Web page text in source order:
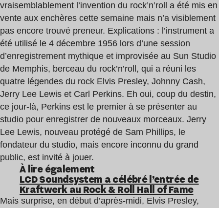
vraisemblablement l’invention du rock’n’roll a été mis en
vente aux enchères cette semaine mais n’a visiblement
pas encore trouvé preneur. Explications : l’instrument a
été utilisé le 4 décembre 1956 lors d’une session
d’enregistrement mythique et improvisée au Sun Studio
de Memphis, berceau du rock’n’roll, qui a réuni les
quatre légendes du rock Elvis Presley, Johnny Cash,
Jerry Lee Lewis et Carl Perkins. Eh oui, coup du destin,
ce jour-là, Perkins est le premier à se présenter au
studio pour enregistrer de nouveaux morceaux. Jerry
Lee Lewis, nouveau protégé de Sam Phillips, le
fondateur du studio, mais encore inconnu du grand
public, est invité à jouer.
À lire également
LCDSoundsystem a célébré l’entrée de
Kraftwerk au Rock & Roll Hall of Fame
Mais surprise, en début d’après-midi, Elvis Presley,